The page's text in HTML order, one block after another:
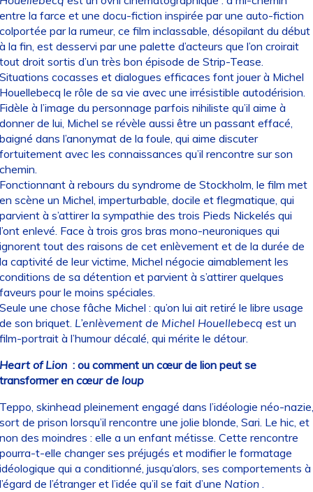
la farce et une docu-fiction inspirée par une auto-fiction
par la rumeur, ce film inclassable, désopilant du début
la fin, est desservi par une palette d’acteurs que l’on croirait
droit sortis d’un très bon épisode de Strip-Tease.
cocasses et dialogues efficaces font jouer à Michel
le rôle de sa vie avec une irrésistible autodérision.
à l’image du personnage parfois nihiliste qu’il aime à
de lui, Michel se révèle aussi être un passant effacé,
dans l’anonymat de la foule, qui aime discuter
avec les connaissances qu’il rencontre sur son
à rebours du syndrome de Stockholm, le film met
scène un Michel, imperturbable, docile et flegmatique, qui
à s’attirer la sympathie des trois Pieds Nickelés qui
enlevé. Face à trois gros bras mono-neuroniques qui
tout des raisons de cet enlèvement et de la durée de
captivité de leur victime, Michel négocie aimablement les
de sa détention et parvient à s’attirer quelques
pour le moins spéciales.
une chose fâche Michel : qu’on lui ait retiré le libre usage
son briquet. L’enlèvement de Michel Houellebecq est un
portrait à l’humour décalé, qui mérite le détour.
of Lion : ou comment un cœur de lion peut se
encœur de loup
skinhead pleinement engagé dans l’idéologie néo-nazie,
de prison lorsqu’il rencontre une jolie blonde, Sari. Le hic, et
des moindres : elle a un enfant métisse. Cette rencontre
t-elle changer ses préjugés et modifier le formatage
qui a conditionné, jusqu’alors, ses comportements à
de l’étranger et l’idée qu’il se fait d’une Nation.